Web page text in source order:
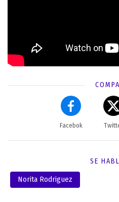
Facebok
SE
Norita Rodriguez